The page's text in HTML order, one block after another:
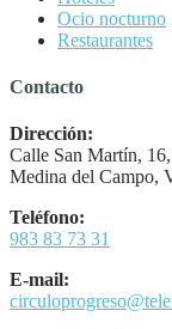
Ocio nocturno
Restaurantes
Contacto
Dirección:
Calle San Martín,
Medina del Campo,
Teléfono:
983 83 73 31
E-mail: